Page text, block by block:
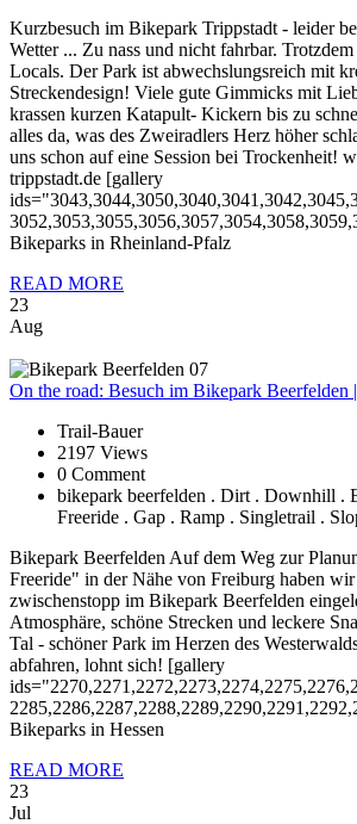
Kurzbesuch im Bikepark Trippstadt - leider
Wetter ... Zu nass und nicht fahrbar.
Locals. Der Park ist abwechslungsreich mit
Streckendesign! Viele gute Gimmicks mit
krassen kurzen Katapult- Kickern bis zu
alles da, was des Zweiradlers Herz höher
uns schon auf eine Session bei Trockenheit!
trippstadt.de [gallery
Bikeparks in Rheinland-Pfalz
READ MORE
23
Aug
On the road: Besuch im Bikepark Beerfelden
Trail-Bauer
2197 Views
0 Comment
bikepark beerfelden . Dirt . Downhill .
Freeride . Gap . Ramp . Singletrail .
Bikepark Beerfelden Auf dem Weg zur
Freeride" in der Nähe von Freiburg haben
zwischenstopp im Bikepark Beerfelden
Atmosphäre, schöne Strecken und leckere
Tal - schöner Park im Herzen des
abfahren, lohnt sich! [gallery
Bikeparks in Hessen
READ MORE
23
Jul